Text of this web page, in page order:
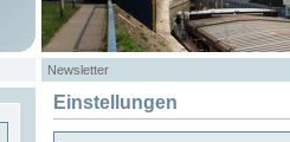
Newsletter
Einstellungen